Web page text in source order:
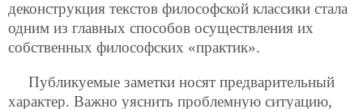
деконструкция текстов философской классики стала
одним из главных способов осуществления их
собственных философских «практик».
Публикуемые заметки носят предварительный
характер. Важно уяснить проблемную ситуацию,